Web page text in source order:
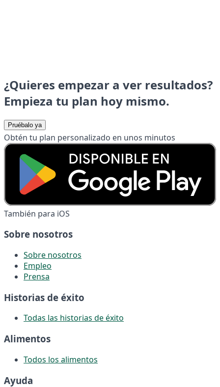
¿Quieres empezar a ver resultados?
Empieza tu plan hoy mismo.
Pruébalo ya
Obtén tu plan personalizado en unos minutos
También para iOS
Sobre nosotros
Sobre nosotros
Empleo
Prensa
Historias de éxito
Todas las historias de éxito
Alimentos
Todos los alimentos
Ayuda